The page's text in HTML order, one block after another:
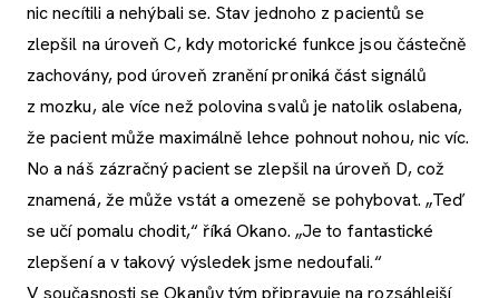
nic necítili a nehýbali se. Stav jednoho z pacientů se
zlepšil na úroveň C, kdy motorické funkce jsou částečně
zachovány, pod úroveň zranění proniká část signálů
z mozku, ale více než polovina svalů je natolik oslabena,
že pacient může maximálně lehce pohnout nohou, nic víc.
No a náš zázračný pacient se zlepšil na úroveň D, což
znamená, že může vstát a omezeně se pohybovat. „Teď
se učí pomalu chodit,“ říká Okano. „Je to fantastické
zlepšení a v takový výsledek jsme nedoufali.“
V současnosti se Okanův tým připravuje na rozsáhlejší